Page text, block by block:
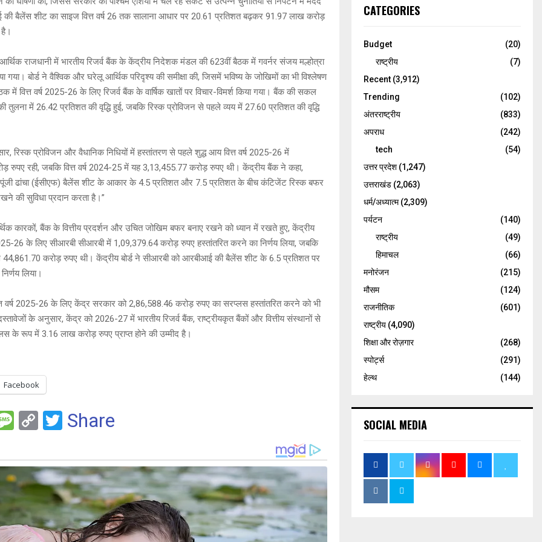
a
e
Li
k
er
बैलेंस शीट का साइज वित्त वर्ष 26 तक सालाना आधार पर 20.61 प्रतिशत बढ़कर 91.97 लाख करोड़
राजधानी में भारतीय रिजर्व बैंक के केंद्रीय निदेशक मंडल की 623वीं बैठक में गवर्नर संजय मल्होत्रा
गया। बोर्ड ने वैश्विक और घरेलू आर्थिक परिदृश्य की समीक्षा की, जिसमें भविष्य के जोखिमों का भी विश्लेषण
में वित्त वर्ष 2025-26 के लिए रिजर्व बैंक के वार्षिक खातों पर विचार-विमर्श किया गया। बैंक की सकल
तुलना में 26.42 प्रतिशत की वृद्धि हुई, जबकि रिस्क प्रोविजन से पहले व्यय में 27.60 प्रतिशत की वृद्धि
रिस्क प्रोविजन और वैधानिक निधियों में हस्तांतरण से पहले शुद्ध आय वित्त वर्ष 2025-26 में
रुपए रही, जबकि वित्त वर्ष 2024-25 में यह 3,13,455.77 करोड़ रुपए थी। केंद्रीय बैंक ने कहा,
पूंजी ढांचा (ईसीएफ) बैलेंस शीट के आकार के 4.5 प्रतिशत और 7.5 प्रतिशत के बीच कंटिजेंट रिस्क बफर
की सुविधा प्रदान करता है।”
कारकों, बैंक के वित्तीय प्रदर्शन और उचित जोखिम बफर बनाए रखने को ध्यान में रखते हुए, केंद्रीय
2025-26 के लिए सीआरबी सीआरबी में 1,09,379.64 करोड़ रुपए हस्तांतरित करने का निर्णय लिया, जबकि
44,861.70 करोड़ रुपए थी। केंद्रीय बोर्ड ने सीआरबी को आरबीआई की बैलेंस शीट के 6.5 प्रतिशत पर
लिया।
वर्ष 2025-26 के लिए केंद्र सरकार को 2,86,588.46 करोड़ रुपए का सरप्लस हस्तांतरित करने को भी
के अनुसार, केंद्र को 2026-27 में भारतीय रिजर्व बैंक, राष्ट्रीयकृत बैंकों और वित्तीय संस्थानों से
के रूप में 3.16 लाख करोड़ रुपए प्राप्त होने की उम्मीद है।
Facebook
M
s
a
g
e
C
py
Li
n
k
T
tt
er
Share
CATEGORIES
Budget
(20)
राष्ट्रीय
(7)
Recent (3,912)
Trending
(102)
अंतरराष्ट्रीय
(833)
अपराध
(242)
tech
(54)
उत्तर प्रदेश(1,247)
उत्तराखंड (2,063)
धर्म/अध्यात्म(2,309)
पर्यटन
(140)
राष्ट्रीय
(49)
हिमाचल
(66)
मनोरंजन
(215)
मौसम
(124)
राजनीतिक
(601)
राष्ट्रीय (4,090)
शिक्षा और रोज़गार
(268)
स्पोर्ट्स
(291)
हेल्थ
(144)
SOCIAL MEDIA